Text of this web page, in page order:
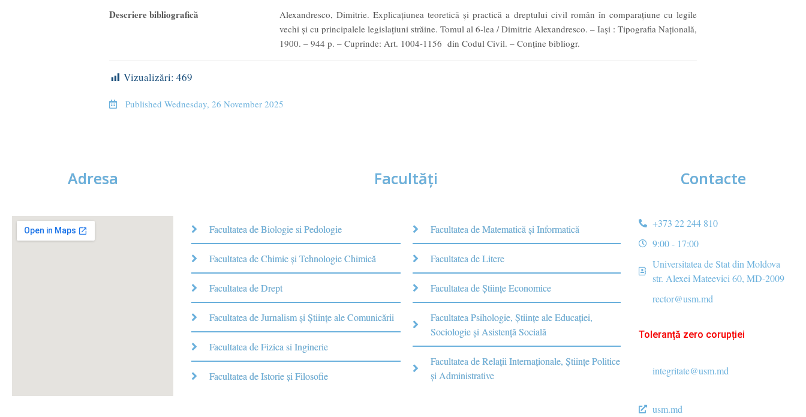
Descriere bibliografică
Alexandresco, Dimitrie. Explicaţiunea teoretică şi practică a dreptului civil român în comparaţiune cu legile
vechi şi cu principalele legislaţiuni străine. Tomul al 6-lea / Dimitrie Alexandresco. – Iaşi : Tipografia Naţională,
1900. – 944 p. – Cuprinde: Art. 1004-1156 din Codul Civil. – Conţine bibliogr.
Vizualizări: 469
Published Wednesday, 26 November 2025
Adresa Facultăţi
Facultatea de Biologie si Pedologie
Facultatea de Chimie şi Tehnologie Chimică
Facultatea de Drept
Facultatea de Jurnalism şi Ştiinţe ale Comunicării
Facultatea de Fizica si Inginerie
Facultatea de Istorie şi Filosofie
Facultatea de Matematică şi Informatică
Facultatea de Litere
Facultatea de Științe Economice
Facultatea Psihologie, Ştiinţe ale Educaţiei,
Sociologie și Asistență Socială
Facultatea de Relaţii Internaţionale, Ştiinţe Politice
şi Administrative
Contacte
+373 22 244 810
9:00 - 17:00
Universitatea de Stat din Moldova
str. Alexei Mateevici 60, MD-2009
rector@usm.md
Toleranță zero corupției
integritate@usm.md
usm.md